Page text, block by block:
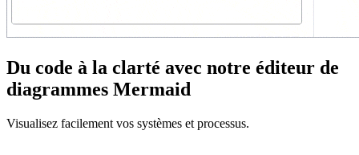
Du code à la clarté avec notre éditeur de
diagrammes Mermaid
Visualisez facilement vos systèmes et processus.